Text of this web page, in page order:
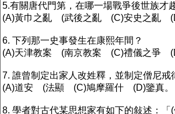
5.有關唐代門第，在哪一場戰爭後世族才
(A)黃巾之亂 (武後之亂 (C)安史之亂
6. 下列那一史事發生在康熙年間？
(A)天津教案 (南京教案 (C)禮儀之爭
7. 誰曾制定出家人改姓釋，並制定僧尼戒
(A)道安 (法顯 (C)鳩摩羅什 (D)鑒真。
8. 學者對古代某思想家有如下的敍述：「